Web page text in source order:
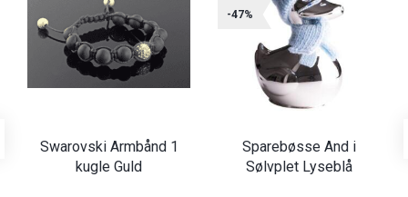
Swarovski Armbånd 1
kugle Guld
-47%
Sparebøsse And i
Sølvplet Lyseblå